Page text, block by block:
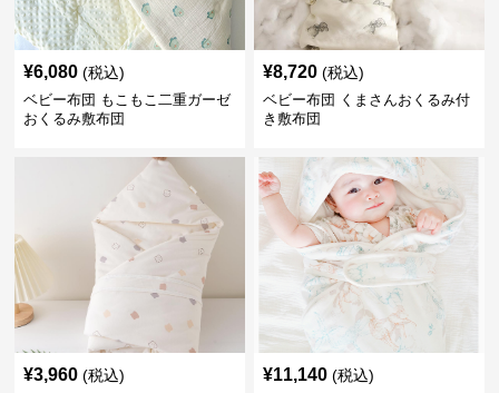
¥6,080 (税込)
ベビー布団 もこもこ二重ガーゼ
おくるみ敷布団
¥8,720 (税込)
ベビー布団 くまさんおくるみ付
き敷布団
¥3,960 (税込) ¥11,140 (税込)